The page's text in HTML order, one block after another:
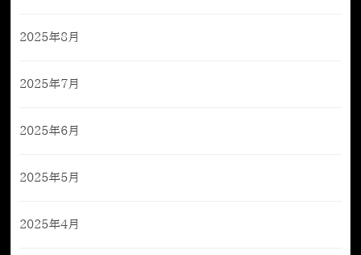
2025年8月
2025年7月
2025年6月
2025年5月
2025年4月